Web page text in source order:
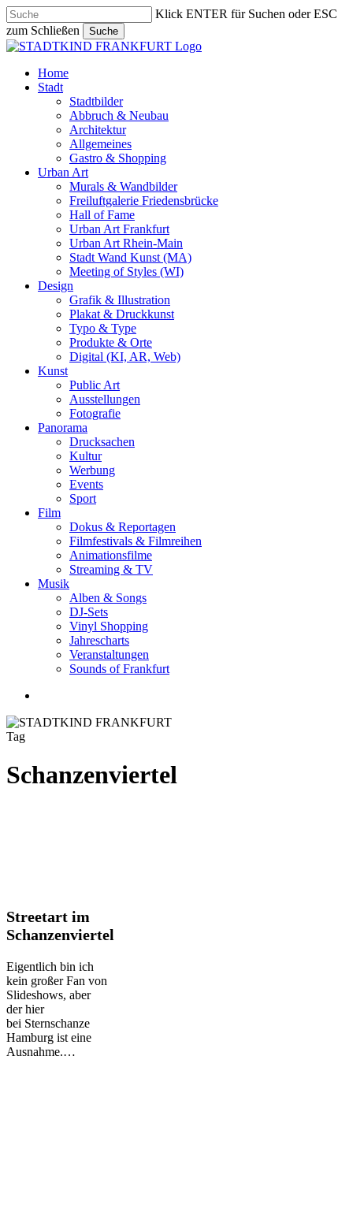
Skip
to
main
content
Klick ENTER für Suchen oder ESC
zum Schließen
Suche
Close
search
Menu
Home
Stadt
Stadtbilder
Abbruch & Neubau
Architektur
Allgemeines
Gastro & Shopping
Urban Art
Murals & Wandbilder
Freiluftgalerie Friedensbrücke
Hall of Fame
Urban Art Frankfurt
Urban Art Rhein-Main
Stadt Wand Kunst (MA)
Meeting of Styles (WI)
Design
Grafik & Illustration
Plakat & Druckkunst
Typo & Type
Produkte & Orte
Digital (KI, AR, Web)
Kunst
Public Art
Ausstellungen
Fotografie
Panorama
Drucksachen
Kultur
Werbung
Events
Sport
Film
Dokus & Reportagen
Filmfestivals & Filmreihen
Animationsfilme
Streaming & TV
Musik
Alben & Songs
DJ-Sets
Vinyl Shopping
Jahrescharts
Veranstaltungen
Sounds of Frankfurt
Tag
Schanzenviertel
Streetart
im
Schanzenviertel
Streetart im
Schanzenviertel
Eigentlich bin ich
kein großer Fan von
Slideshows, aber
der hier
bei Sternschanze
Hamburg ist eine
Ausnahme.…